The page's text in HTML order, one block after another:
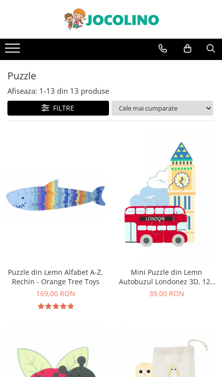
1 - 2 Ani
4 - 5 Ani
5 - 6 Ani
Puzzle
Afiseaza: 1-13 din 13 produse
FILTRE
Puzzle din Lemn Alfabet A-Z,
Rechin - Orange Tree Toys
169,00 RON
Mini Puzzle din Lemn
Autobuzul Londonez 3D, 12+
Luni, 4 Piese
39,00 RON